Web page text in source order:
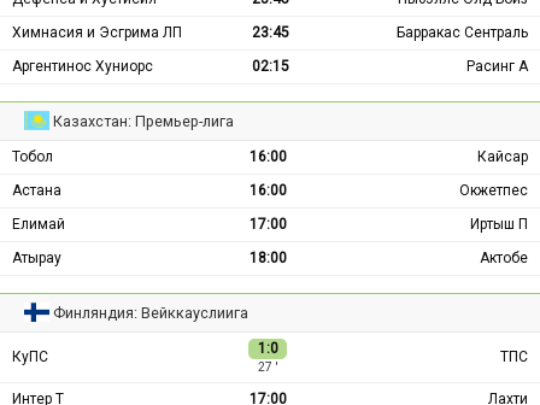
Химнасия и Эсгрима ЛП
23:45
Барракас Сентраль
Аргентинос Хуниорс
02:15 Расинг А
Казахстан: Премьер-лига
Тобол 16:00
Кайсар
Астана
16:00
Окжетпес
Елимай
17:00
Иртыш П
Атырау
18:00 Актобе
Финляндия: Вейккауслиига
КуПС 1:0
27 ′
ТПС
Интер Т 17:00
Лахти